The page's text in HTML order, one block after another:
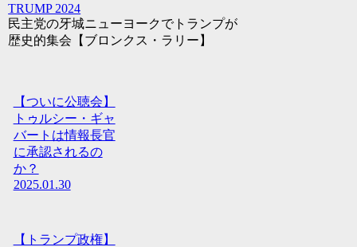
TRUMP 2024
民主党の牙城ニューヨークでトランプが
歴史的集会【ブロンクス・ラリー】
【ついに公聴会】
トゥルシー・ギャ
バートは情報長官
に承認されるの
か？
2025.01.30
【トランプ政権】